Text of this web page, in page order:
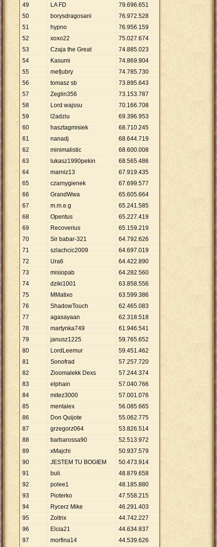
49
LA FD 79.696.651
50
borysdragosani 76.972.528
51
hypno 76.956.159
52
xoxo22 75.027.674
53
Czaja the Great 74.885.023
54
Kasumi 74.869.904
55
mefjubry 74.785.730
56
tomasz sb 73.895.643
57
Zeglin356 73.153.787
58
Lord wajssu 70.166.708
59
l2adziu 69.396.953
60
hasztagmisiek 68.710.245
61
nanadj 68.644.719
62
minimalistic 68.600.008
63
lukasz1990pekin 68.565.486
64
marniz13 67.919.435
65
czarnygienek 67.699.577
66
GrandWwa 65.605.664
67
m.m.e.g 65.241.585
68
Opentus 65.227.419
69
Recoverius 65.159.219
70
Sir babar-321 64.792.626
71
szlachcic2009 64.697.019
72
Ura6 64.422.890
73
misiopab 64.282.560
74
dziki1001 63.858.556
75
MMatixo 63.599.386
76
ShadowTouch 62.465.083
77
agasayaan 62.318.518
78
martynka749 61.946.541
79
janusz1225 59.765.652
80
LordLeemur 59.451.462
81
Sonofrad 57.257.720
82
Zioomalekk Dexs 57.244.374
83
elphain 57.040.766
84
mitez3000 57.001.076
85
mentalex 56.085.665
86
Don Quijote 55.062.775
87
grzegorz064 53.826.514
88
barbarossa90 52.513.972
89
xMajchi 50.937.579
90
JESTEM TU BOGIEM 50.473.914
91
buli. 48.879.658
92
polee1 48.185.880
93
Pioterko 47.558.215
94
Rycerz Mike 46.291.403
95
Zoltrix 44.742.227
96
Elcia21 44.634.837
97
morfina14 44.539.626